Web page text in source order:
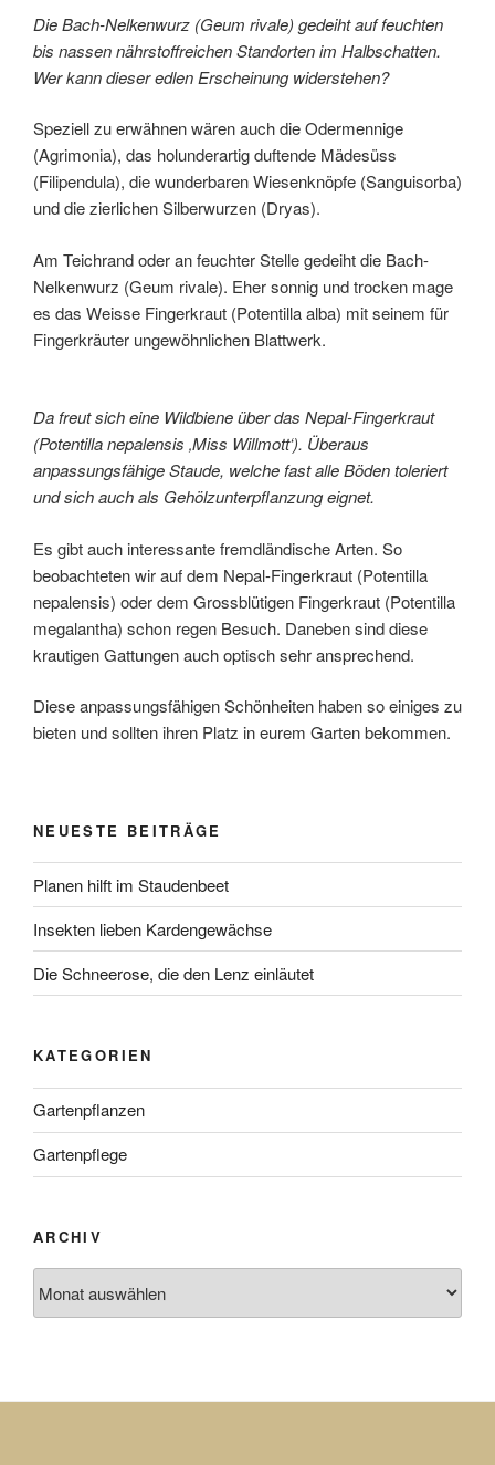
Die Bach-Nelkenwurz (Geum rivale) gedeiht auf feuchten
bis nassen nährstoffreichen Standorten im Halbschatten.
Wer kann dieser edlen Erscheinung widerstehen?
Speziell zu erwähnen wären auch die Odermennige
(Agrimonia), das holunderartig duftende Mädesüss
(Filipendula), die wunderbaren Wiesenknöpfe (Sanguisorba)
und die zierlichen Silberwurzen (Dryas).
Am Teichrand oder an feuchter Stelle gedeiht die Bach-
Nelkenwurz (Geum rivale). Eher sonnig und trocken mage
es das Weisse Fingerkraut (Potentilla alba) mit seinem für
Fingerkräuter ungewöhnlichen Blattwerk.
Da freut sich eine Wildbiene über das Nepal-Fingerkraut
(Potentilla nepalensis ‚Miss Willmott‘). Überaus
anpassungsfähige Staude, welche fast alle Böden toleriert
und sich auch als Gehölzunterpflanzung eignet.
Es gibt auch interessante fremdländische Arten. So
beobachteten wir auf dem Nepal-Fingerkraut (Potentilla
nepalensis) oder dem Grossblütigen Fingerkraut (Potentilla
megalantha) schon regen Besuch. Daneben sind diese
krautigen Gattungen auch optisch sehr ansprechend.
Diese anpassungsfähigen Schönheiten haben so einiges zu
bieten und sollten ihren Platz in eurem Garten bekommen.
NEUESTE BEITRÄGE
Planen hilft im Staudenbeet
Insekten lieben Kardengewächse
Die Schneerose, die den Lenz einläutet
KATEGORIEN
Gartenpflanzen
Gartenpflege
ARCHIV